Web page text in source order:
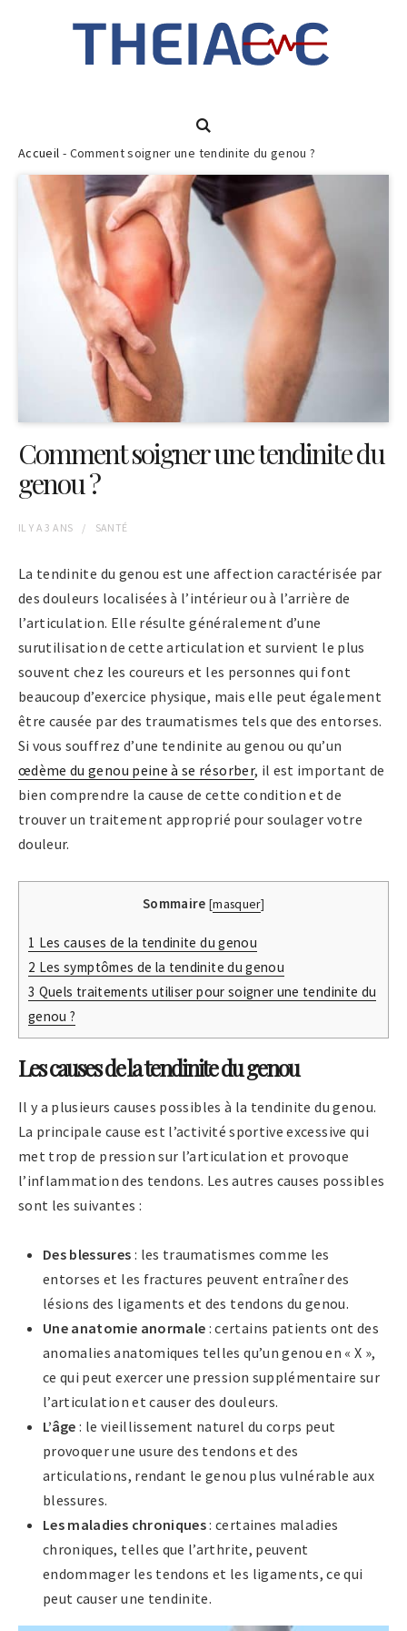
Accueil - Comment soigner une tendinite du genou ?
Comment soigner une tendinite du
genou ?
IL Y A3 ANS SANTÉ
La tendinite du genou est une affection caractérisée par
des douleurs localisées à l’intérieur ou à l’arrière de
l’articulation. Elle résulte généralement d’une
surutilisation de cette articulation et survient le plus
souvent chez les coureurs et les personnes qui font
beaucoup d’exercice physique, mais elle peut également
être causée par des traumatismes tels que des entorses.
Si vous souffrez d’une tendinite au genou ou qu’un
œdème du genou peine à se résorber, il est important de
bien comprendre la cause de cette condition et de
trouver un traitement approprié pour soulager votre
douleur.
Sommaire [masquer]
1 Les causes de la tendinite du genou
2 Les symptômes de la tendinite du genou
3 Quels traitements utiliser pour soigner une tendinite du
genou ?
Les causes de la tendinite du genou
Il y a plusieurs causes possibles à la tendinite du genou.
La principale cause est l’activité sportive excessive qui
met trop de pression sur l’articulation et provoque
l’inflammation des tendons. Les autres causes possibles
sont les suivantes :
Des blessures : les traumatismes comme les
entorses et les fractures peuvent entraîner des
lésions des ligaments et des tendons du genou.
Une anatomie anormale : certains patients ont des
anomalies anatomiques telles qu’un genou en « X »,
ce qui peut exercer une pression supplémentaire sur
l’articulation et causer des douleurs.
L’âge : le vieillissement naturel du corps peut
provoquer une usure des tendons et des
articulations, rendant le genou plus vulnérable aux
blessures.
Les maladies chroniques: certaines maladies
chroniques, telles que l’arthrite, peuvent
endommager les tendons et les ligaments, ce qui
peut causer une tendinite.